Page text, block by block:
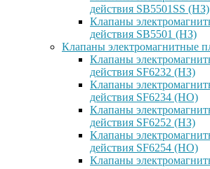
действия SB5501SS (НЗ)
Клапаны
действия SB5501 (НЗ)
Клапаны электромагнитные
Клапаны
действия SF6232 (НЗ)
Клапаны
действия SF6234 (НО)
Клапаны
действия SF6252 (НЗ)
Клапаны
действия SF6254 (НО)
Клапаны